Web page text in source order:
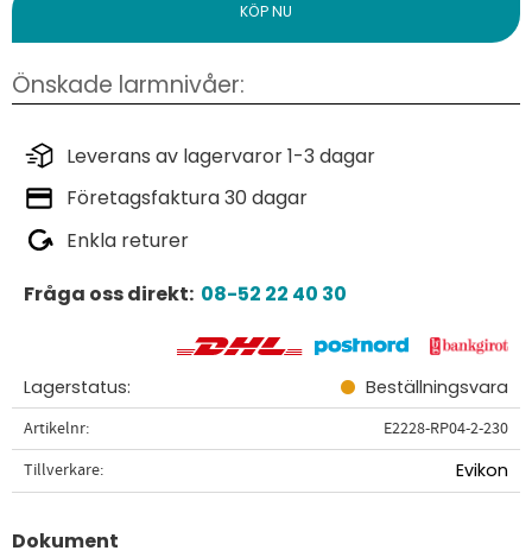
Leverans av lagervaror 1-3 dagar
Företagsfaktura 30 dagar
Enkla returer
Fråga oss direkt: 08-52 22 40 30
Lagerstatus Beställningsvara
Artikelnr
E2228-RP04-2-230
Tillverkare
Evikon
Dokument